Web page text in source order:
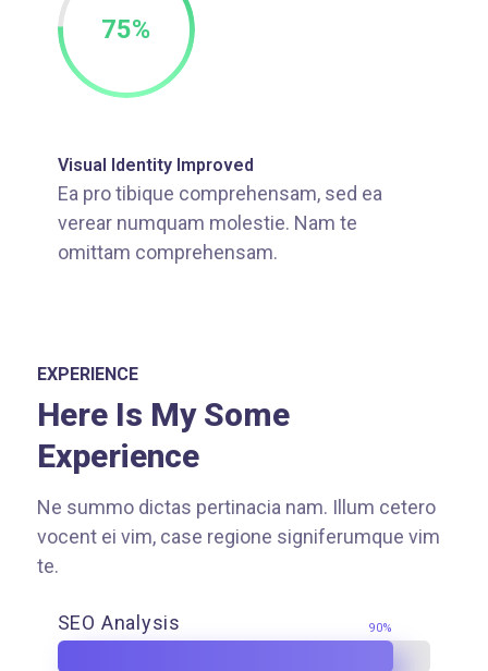
75%
Visual Identity Improved
Ea pro tibique comprehensam, sed ea
verear numquam molestie. Nam te
omittam comprehensam.
EXPERIENCE
Here Is My Some
Experience
Ne summo dictas pertinacia nam. Illum cetero
vocent ei vim, case regione signiferumque vim
te.
SEO Analysis 90%